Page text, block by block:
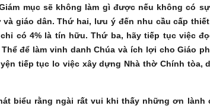
mục sẽ không làm gì được nếu không có
giáo dân. Thứ hai, lưu ý đến nhu cầu cấp
có 4% là tín hữu. Thứ ba, hãy tiếp tục việc
để làm vinh danh Chúa và ích lợi cho Giáo
tiếp tục lo việc xây dựng Nhà thờ Chính tòa,
biểu rằng ngài rất vui khi thấy những ơn lành